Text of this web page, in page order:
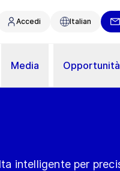
Accedi Italian
Media
intelligente per